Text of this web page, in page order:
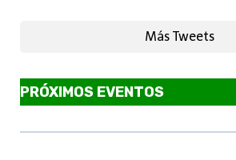
Más Tweets
PRÓXIMOS EVENTOS